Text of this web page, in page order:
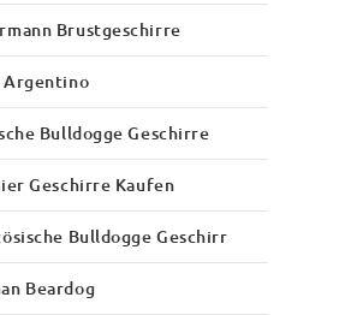
Brustgeschirre
Argentino
Bulldogge Geschirre
Geschirre Kaufen
Bulldogge Geschirr
Beardog